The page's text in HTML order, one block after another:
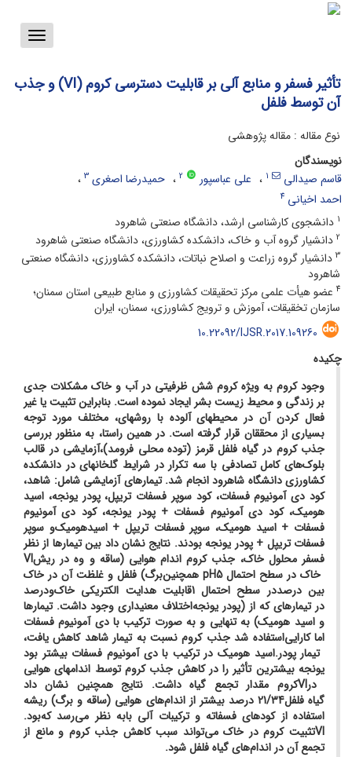
Toggle
تأثیر فسفر و منابع آلی بر قابلیت دسترسی کروم (VI) و جذب
آن توسط فلفل
نوع مقاله : مقاله پژوهشی
نویسندگان
قاسم صیدالی
1 علی عباسپور 2 حمیدرضا اصغری 3
احمد اخیانی 4
1 دانشجوی کارشناسی ارشد، دانشگاه صنعتی شاهرود
2 دانشیار گروه آب و خاک، دانشکده کشاورزی، دانشگاه صنعتی شاهرود
3 دانشیار گروه زراعت و اصلاح نباتات، دانشکده کشاورزی، دانشگاه صنعتی
شاهرود
4 عضو هیأت ‌علمی مرکز تحقیقات کشاورزی و منابع طبیعی استان سمنان؛
سازمان تخقیقات، آموزش و ترویج کشاورزی، سمنان، ایران
10.22092/IJSR.2017.109260
چکیده
وجود کروم به ویژه کروم شش ظرفیتی در آب و خاک مشکلات جدی
بر زندگی و محیط زیست بشر ایجاد نموده است. بنابراین تثبیت یا غیر
فعال کردن آن در محیط­های آلوده با روش­های، مختلف مورد توجه
بسیاری از محققان قرار گرفته است. در همین راستا، به منظور بررسی
جذب کروم در گیاه فلفل قرمز (توده محلی فرومد)،آزمایشی در قالب
بلوک‌های کامل تصادفی با سه تکرار در شرایط گلخانه­ای در دانشکده
کشاورزی دانشگاه شاهرود انجام شد. تیمارهای آزمایشی شامل: شاهد،
کود دی آمونیوم فسفات، کود سوپر فسفات تریپل، پودر یونجه، اسید
هومیک، کود دی آمونیوم فسفات +پودر یونجه، کود دی آمونیوم
فسفات + اسید هومیک، سوپر فسفات تریپل + اسیدهومیکو سوپر
فسفات تریپل + پودر یونجه بودند. نتایج نشان داد بین تیمارها از نظر
فسفر محلول خاک، جذبکروم VIدر ریش هو اندام هوایی (ساقه و
برگ) فلفل و غلظت آن در خاکهمچنین pHخاک در سطح احتمال 5
درصدوقابلیت هدایت الکتریکی خاکدر سطح احتمال 1درصدبین
تیمارهااختلاف معنی­داری وجود داشت.در تیمارهای که از (پودر یونجه
و اسید هومیک) به تنهایی و به صورت ترکیب با دی آمونیوم فسفات
استفاده شد جذب کروم نسبت به تیمار شاهد کاهش یافت،اما کارایی
اسید هومیک در ترکیب با دی آمونیوم فسفات بیشتر بود.تیمار پودر
یونجه بیشترین تأثیر را در کاهش جذب کروم توسط اندام­های هوایی
گیاه داشت. نتایج همچنین نشان داد مقدار تجمع کرومVIدر
ریشه
21/34 درصد بیشتر از اندام‌های هوایی (ساقه و برگ)گیاه فلفل
بود.به نظر می‌رسد کهاستفاده از کودهای فسفاته و ترکیبات آلی با
تثبیت کروم در خاک می‌تواند سبب کاهش جذب کرومVI
و مانع از
تجمعآندر اندام‌های گیاه فلفل شود.